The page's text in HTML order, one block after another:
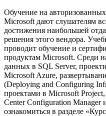
Обучение на
Microsoft дают слушателям
достижения наибольшей
решения этого вендора.
проводит обучение и
продуктам Microsoft. Среди
данных в SQL Server,
Microsoft Azure,
(Deploying and Configuring
проектами в Microsoft
Center Configuration
ознакомиться в разделе